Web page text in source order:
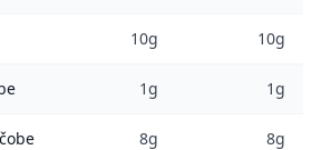
10g 10g
1g 1g
8g 8g